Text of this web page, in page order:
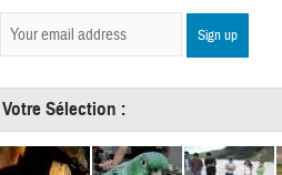
Votre Sélection :